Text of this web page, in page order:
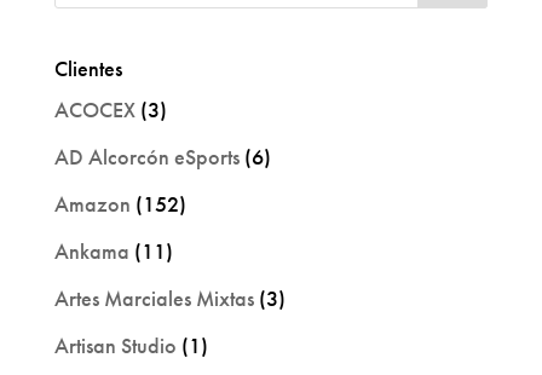
Clientes
ACOCEX(3)
AD Alcorcón eSports(6)
Amazon (152)
Ankama (11)
Artes Marciales Mixtas(3)
Artisan Studio (1)